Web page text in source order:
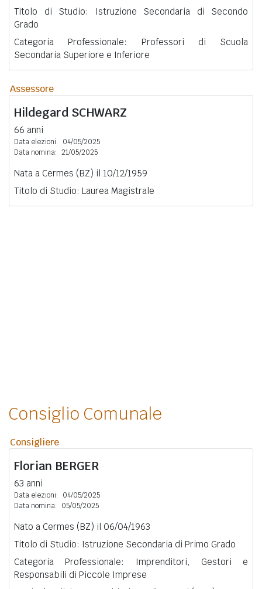
Titolo di Studio: Istruzione Secondaria di Secondo
Grado
Categoria Professionale: Professori di Scuola
Secondaria Superiore e Inferiore
Assessore
Hildegard SCHWARZ
66 anni
Data elezioni:
04/05/2025
Data nomina: 21/05/2025
Nata a Cermes (BZ) il 10/12/1959
Titolo di Studio: Laurea Magistrale
Consiglio Comunale
Consigliere
Florian BERGER
63 anni
Data elezioni:
04/05/2025
Data nomina:
05/05/2025
Nato a Cermes (BZ) il 06/04/1963
Titolo di Studio: Istruzione Secondaria di Primo Grado
Categoria Professionale: Imprenditori, Gestori e
Responsabili di Piccole Imprese